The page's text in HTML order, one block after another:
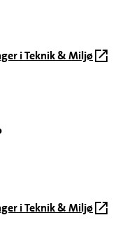
i Teknik & Miljø
i Teknik & Miljø